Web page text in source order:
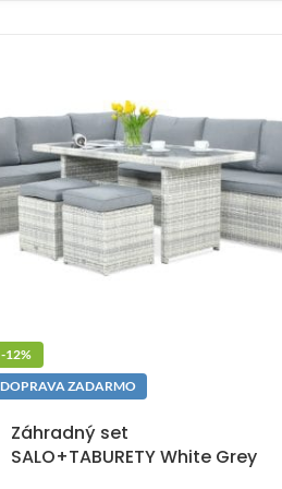
-12%
DOPRAVA ZADARMO
Záhradný set
SALO+TABURETY White Grey